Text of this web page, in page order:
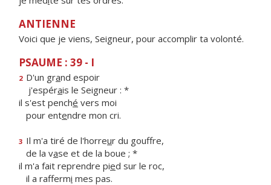
ANTIENNE
Voici que je viens, Seigneur, pour accomplir ta volonté.
PSAUME : 39 - I
2 D'un grand espoir
j'espérais le Seigneur : *
il s'est penché vers moi
pour entendre mon cri.
3 Il m'a tiré de l'horreur du gouffre,
de la vase et de la boue ; *
il m'a fait reprendre pied sur le roc,
il a raffermi mes pas.